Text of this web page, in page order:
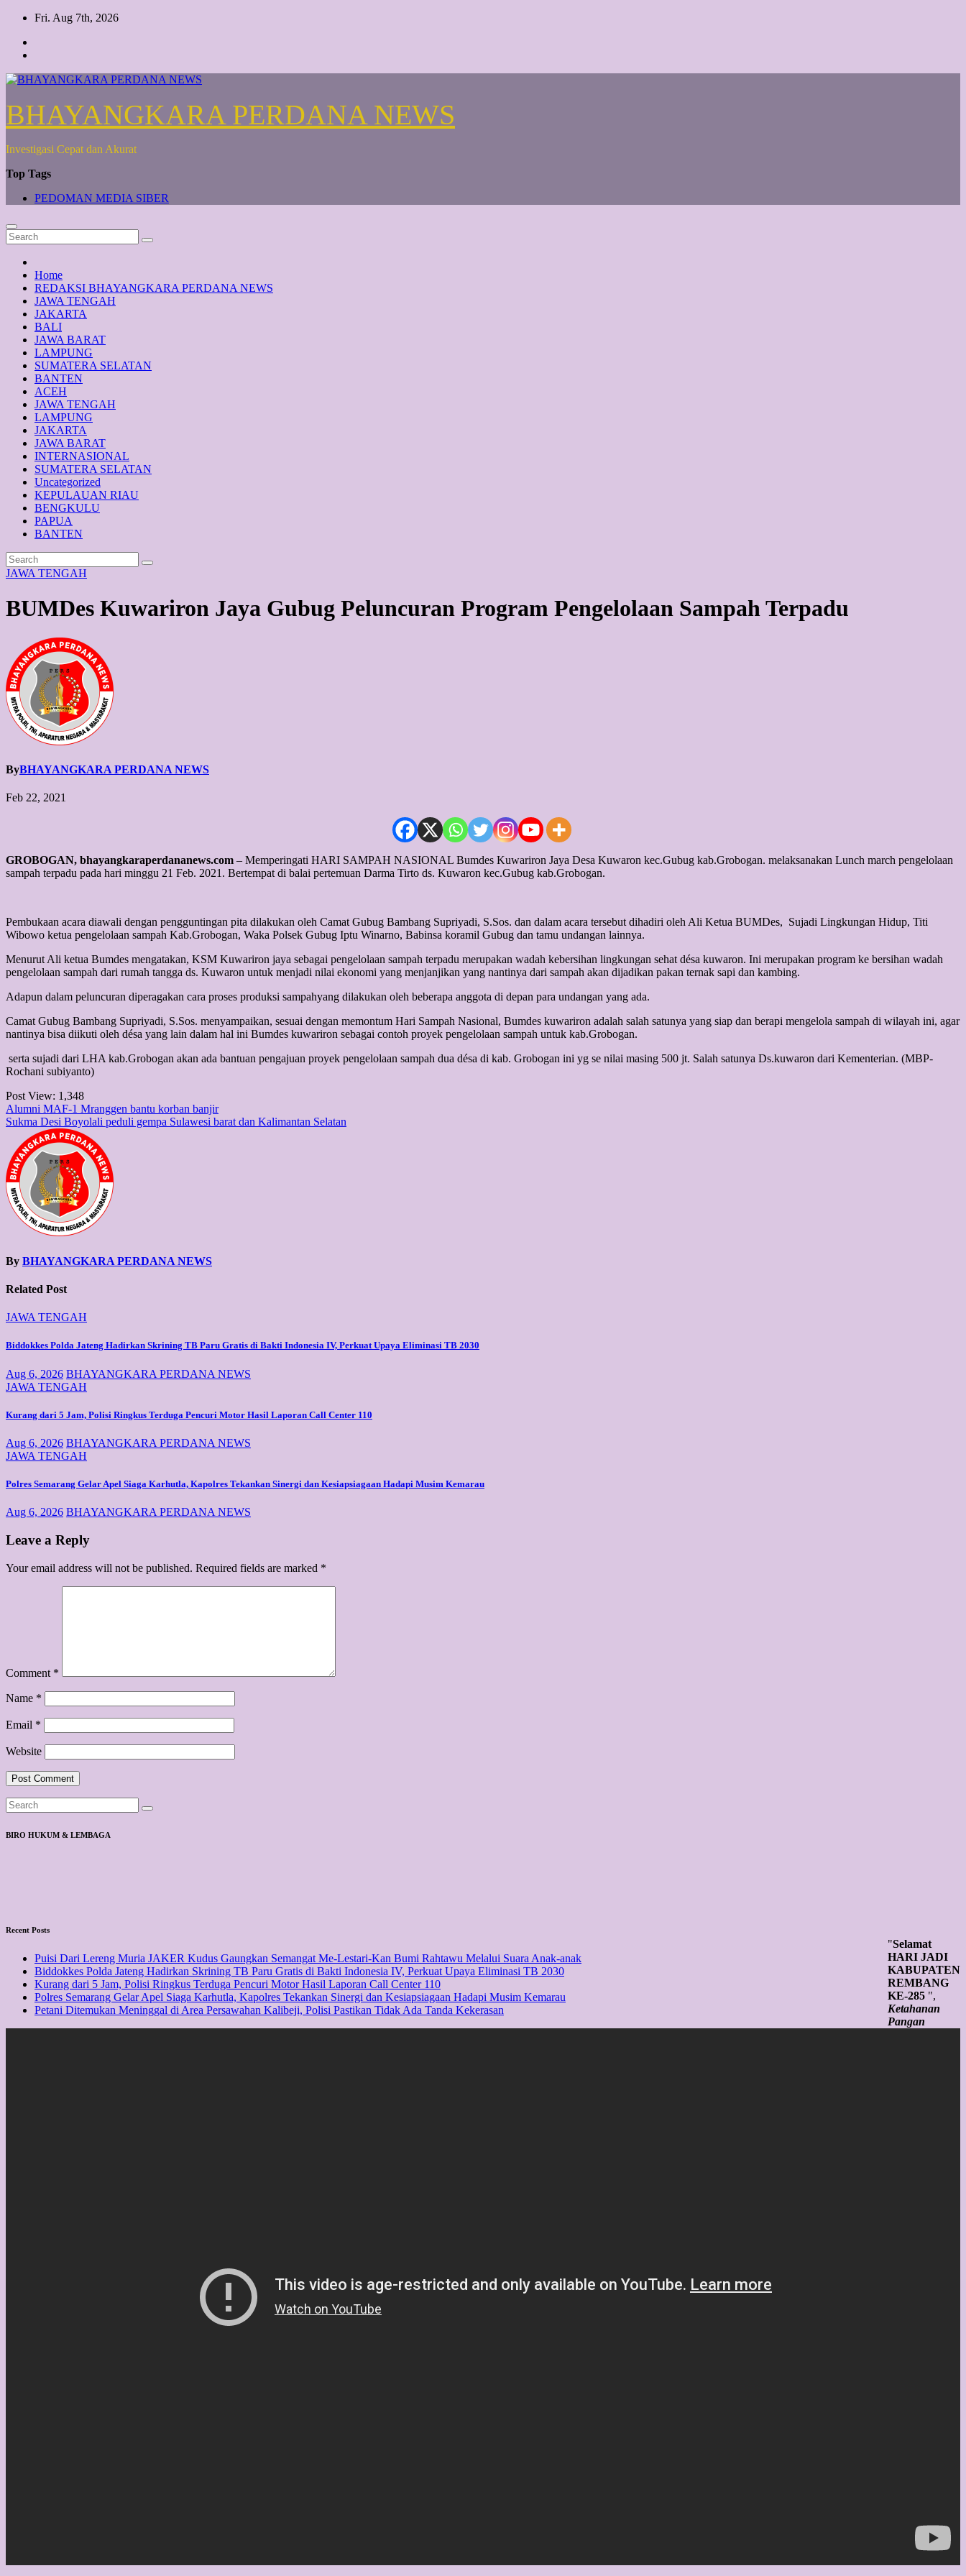
Skip
content
Fri. Aug 7th, 2026
BHAYANGKARA PERDANA NEWS
Investigasi Cepat dan Akurat
Top Tags
PEDOMAN MEDIA SIBER
Home
REDAKSI BHAYANGKARA PERDANA NEWS
JAWA TENGAH
JAKARTA
BALI
JAWA BARAT
LAMPUNG
SUMATERA SELATAN
BANTEN
ACEH
JAWA TENGAH
LAMPUNG
JAKARTA
JAWA BARAT
INTERNASIONAL
SUMATERA SELATAN
Uncategorized
KEPULAUAN RIAU
BENGKULU
PAPUA
BANTEN
JAWA TENGAH
BUMDes Kuwariron Jaya Gubug Peluncuran Program Pengelolaan Sampah Terpadu
ByBHAYANGKARA PERDANA NEWS
Feb 22, 2021
GROBOGAN, bhayangkaraperdananews.com – Memperingati HARI SAMPAH NASIONAL Bumdes Kuwariron Jaya Desa Kuwaron kec.Gubug kab.Grobogan. melaksanakan Lunch march pengelolaan
sampah terpadu pada hari minggu 21 Feb. 2021. Bertempat di balai pertemuan Darma Tirto ds. Kuwaron kec.Gubug kab.Grobogan.
Pembukaan acara diawali dengan pengguntingan pita dilakukan oleh Camat Gubug Bambang Supriyadi, S.Sos. dan dalam acara tersebut dihadiri oleh Ali Ketua BUMDes, Sujadi Lingkungan Hidup, Titi
Wibowo ketua pengelolaan sampah Kab.Grobogan, Waka Polsek Gubug Iptu Winarno, Babinsa koramil Gubug dan tamu undangan lainnya.
Menurut Ali ketua Bumdes mengatakan, KSM Kuwariron jaya sebagai pengelolaan sampah terpadu merupakan wadah kebersihan lingkungan sehat désa kuwaron. Ini merupakan program ke bersihan wadah
pengelolaan sampah dari rumah tangga ds. Kuwaron untuk menjadi nilai ekonomi yang menjanjikan yang nantinya dari sampah akan dijadikan pakan ternak sapi dan kambing.
Adapun dalam peluncuran diperagakan cara proses produksi sampahyang dilakukan oleh beberapa anggota di depan para undangan yang ada.
Camat Gubug Bambang Supriyadi, S.Sos. menyampaikan, sesuai dengan memontum Hari Sampah Nasional, Bumdes kuwariron adalah salah satunya yang siap dan berapi mengelola sampah di wilayah ini, agar
nantinya bisa diikuti oleh désa yang lain dalam hal ini Bumdes kuwariron sebagai contoh proyek pengelolaan sampah untuk kab.Grobogan.
serta sujadi dari LHA kab.Grobogan akan ada bantuan pengajuan proyek pengelolaan sampah dua désa di kab. Grobogan ini yg se nilai masing 500 jt. Salah satunya Ds.kuwaron dari Kementerian. (MBP-
Rochani subiyanto)
Post View: 1,348
Post
navigation
Alumni MAF-1 Mranggen bantu korban banjir
Sukma Desi Boyolali peduli gempa Sulawesi barat dan Kalimantan Selatan
By BHAYANGKARA PERDANA NEWS
Related Post
JAWA TENGAH
Biddokkes Polda Jateng Hadirkan Skrining TB Paru Gratis di Bakti Indonesia IV, Perkuat Upaya Eliminasi TB 2030
Aug 6, 2026 BHAYANGKARA PERDANA NEWS
JAWA TENGAH
Kurang dari 5 Jam, Polisi Ringkus Terduga Pencuri Motor Hasil Laporan Call Center 110
Aug 6, 2026 BHAYANGKARA PERDANA NEWS
JAWA TENGAH
Polres Semarang Gelar Apel Siaga Karhutla, Kapolres Tekankan Sinergi dan Kesiapsiagaan Hadapi Musim Kemarau
Aug 6, 2026 BHAYANGKARA PERDANA NEWS
Leave a Reply
Your email address will not be published. Required fields are marked *
Comment *
Name *
Email *
Website
BIRO HUKUM & LEMBAGA
"Selamat
HARI JADI
KABUPATEN
REMBANG
KE-285 ",
Ketahanan
Pangan
Recent Posts
Puisi Dari Lereng Muria JAKER Kudus Gaungkan Semangat Me-Lestari-Kan Bumi Rahtawu Melalui Suara Anak-anak
Biddokkes Polda Jateng Hadirkan Skrining TB Paru Gratis di Bakti Indonesia IV, Perkuat Upaya Eliminasi TB 2030
Kurang dari 5 Jam, Polisi Ringkus Terduga Pencuri Motor Hasil Laporan Call Center 110
Polres Semarang Gelar Apel Siaga Karhutla, Kapolres Tekankan Sinergi dan Kesiapsiagaan Hadapi Musim Kemarau
Petani Ditemukan Meninggal di Area Persawahan Kalibeji, Polisi Pastikan Tidak Ada Tanda Kekerasan